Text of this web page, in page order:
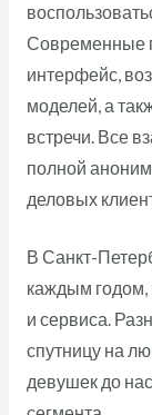
Современные
интерфейс,
моделей, а
встречи. Все
полной
деловых
В Санкт-
каждым годом,
и сервиса.
спутницу на
девушек до